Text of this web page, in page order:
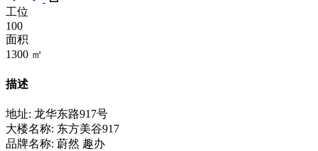
工位
100
面积
1300 ㎡
描述
地址: 龙华东路917号
大楼名称: 东方美谷917
品牌名称: 蔚然 趣办